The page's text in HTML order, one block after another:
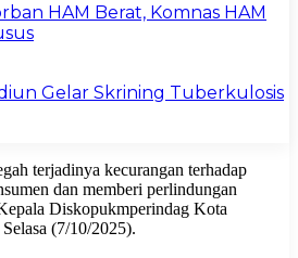
HAM Berat, Komnas HAM
Gelar Skrining Tuberkulosis
terjadinya kecurangan terhadap
dan memberi perlindungan
Diskopukmperindag Kota
(7/10/2025).